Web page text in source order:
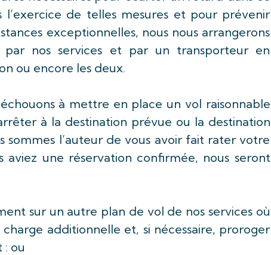
l’exercice de telles mesures et pour prévenir
exceptionnelles, nous nous arrangerons
par nos services et par un transporteur en
ou encore les deux.
à mettre en place un vol raisonnable
à la destination prévue ou la destination
sommes l’auteur de vous avoir fait rater votre
une réservation confirmée, nous seront
sur un autre plan de vol de nos services où
charge additionnelle et, si nécessaire, proroger
ou